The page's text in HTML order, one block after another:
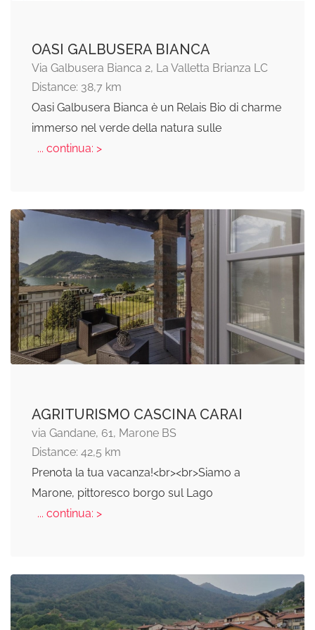
OASI GALBUSERA BIANCA
Via Galbusera Bianca 2, La Valletta Brianza LC
Distance: 38,7 km
Oasi Galbusera Bianca è un Relais Bio di charme
immerso nel verde della natura sulle
... continua: >
AGRITURISMO CASCINA CARAI
via Gandane, 61, Marone BS
Distance: 42,5 km
Prenota la tua vacanza!<br><br>Siamo a
Marone, pittoresco borgo sul Lago
... continua: >